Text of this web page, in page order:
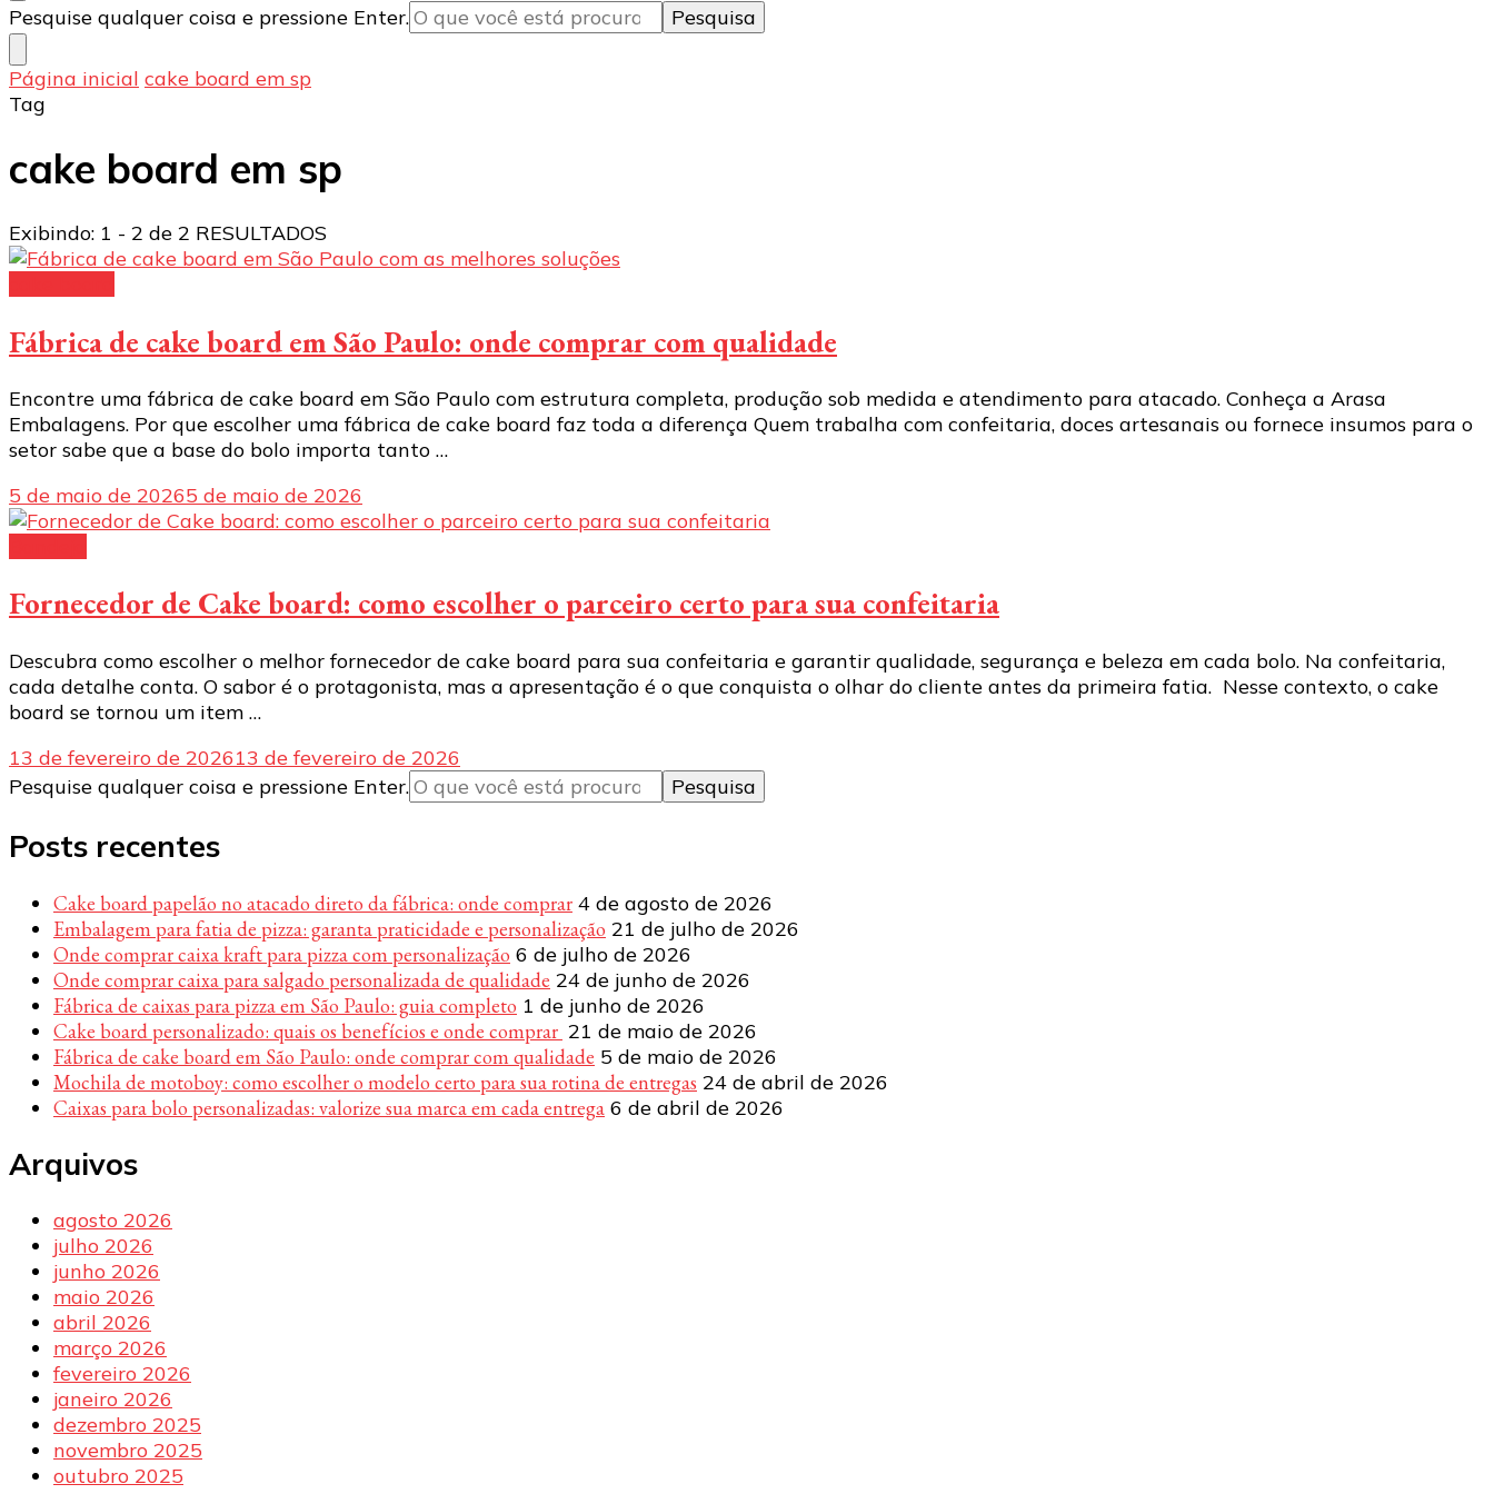
Procurando
algo?
Pesquise qualquer coisa e pressione Enter.
Página inicial cake board em sp
Tag
cake board em sp
Exibindo: 1 - 2 de 2 RESULTADOS
Fábrica de cake board em São Paulo: onde comprar com qualidade
Encontre uma fábrica de cake board em São Paulo com estrutura completa, produção sob medida e atendimento para atacado. Conheça a Arasa
Embalagens. Por que escolher uma fábrica de cake board faz toda a diferença Quem trabalha com confeitaria, doces artesanais ou fornece insumos para o
setor sabe que a base do bolo importa tanto …
5 de maio de 20265 de maio de 2026
Fornecedor de Cake board: como escolher o parceiro certo para sua confeitaria
Descubra como escolher o melhor fornecedor de cake board para sua confeitaria e garantir qualidade, segurança e beleza em cada bolo. Na confeitaria,
cada detalhe conta. O sabor é o protagonista, mas a apresentação é o que conquista o olhar do cliente antes da primeira fatia. Nesse contexto, o cake
board se tornou um item …
13 de fevereiro de 202613 de fevereiro de 2026
Procurando
Pesquise qualquer coisa e pressione Enter.
Posts recentes
Cake board papelão no atacado direto da fábrica: onde comprar 4 de agosto de 2026
Embalagem para fatia de pizza: garanta praticidade e personalização 21 de julho de 2026
Onde comprar caixa kraft para pizza com personalização 6 de julho de 2026
Onde comprar caixa para salgado personalizada de qualidade 24 de junho de 2026
Fábrica de caixas para pizza em São Paulo: guia completo 1 de junho de 2026
Cake board personalizado: quais os benefícios e onde comprar 21 de maio de 2026
Fábrica de cake board em São Paulo: onde comprar com qualidade 5 de maio de 2026
Mochila de motoboy: como escolher o modelo certo para sua rotina de entregas 24 de abril de 2026
Caixas para bolo personalizadas: valorize sua marca em cada entrega 6 de abril de 2026
Arquivos
agosto 2026
julho 2026
junho 2026
maio 2026
abril 2026
março 2026
fevereiro 2026
janeiro 2026
dezembro 2025
novembro 2025
outubro 2025